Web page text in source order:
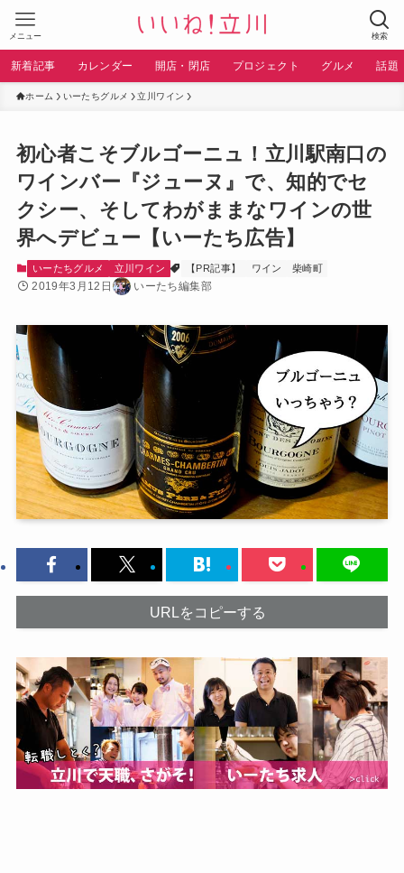
検索
メニュー
新着記事 カレンダー 開店・閉店 プロジェクト グルメ 話題
ホーム いーたちグルメ 立川ワイン
初心者こそブルゴーニュ！立川駅南口の
ワインバー『ジューヌ』で、知的でセ
クシー、そしてわがままなワインの世
界へデビュー【いーたち広告】
いーたちグルメ 立川ワイン 【PR記事】 ワイン 柴崎町
2019年3月12日 いーたち編集部
URLをコピーする